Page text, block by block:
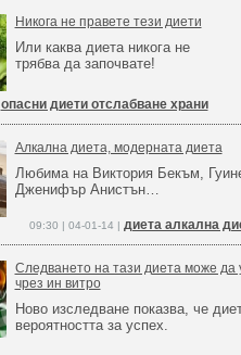
Никога не правете тези диети
Или каква диета никога не
трябва да започвате!
опасни диети отслабване храни
Алкална диета, модерната диета
Любима на Виктория Бекъм,
Дженифър Анистън…
09:30 | 04-01-14 | диета алкална
Следването на тази диета може
чрез ин витро
Ново изследване показва, че
вероятността за успех.